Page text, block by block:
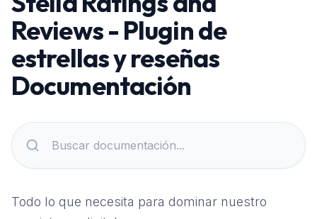
Reviews - Plugin de
estrellas y reseñas
Documentación
Todo lo que necesita para dominar nuestro